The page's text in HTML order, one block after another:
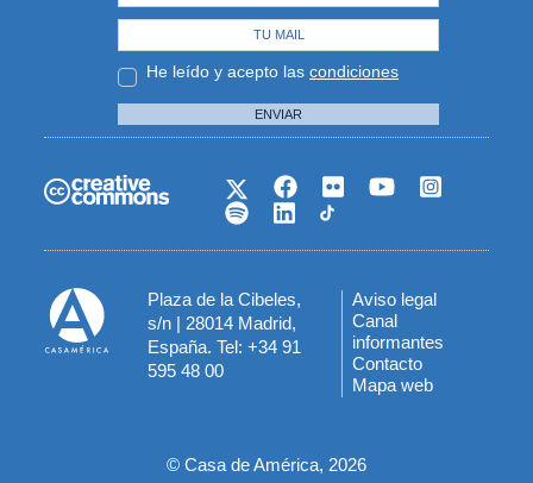
He leído y acepto las condiciones
ENVIAR
Plaza de la Cibeles,
s/n | 28014 Madrid,
España. Tel: +34 91
595 48 00
Menú
del
pie
Aviso legal
Canal
informantes
Contacto
Mapa web
© Casa de América, 2026